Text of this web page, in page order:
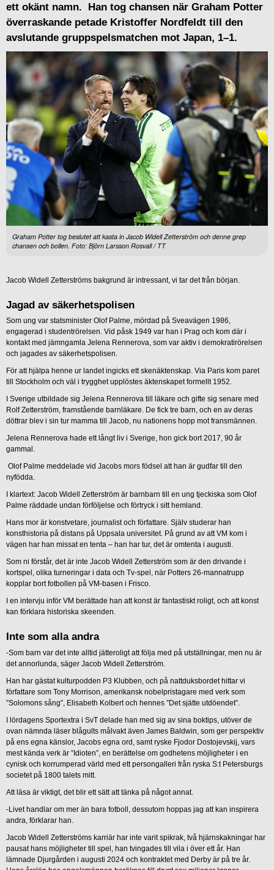
ett okänt namn. Han tog chansen när Graham Potter
överraskande petade Kristoffer Nordfeldt till den
avslutande gruppspelsmatchen mot Japan, 1–1.
Graham Potter tog beslutet att kasta in Jacob Widell Zetterström och denne grep
chansen och bollen. Foto: Björn Larsson Rosvall / TT
Jacob Widell Zetterströms bakgrund är intressant, vi tar det från början.
Jagad av säkerhetspolisen
Som ung var statsminister Olof Palme, mördad på Sveavägen 1986,
engagerad i studentrörelsen. Vid påsk 1949 var han i Prag och kom där i
kontakt med jämngamla Jelena Rennerova, som var aktiv i demokratirörelsen
och jagades av säkerhetspolisen.
För att hjälpa henne ur landet ingicks ett skenäktenskap. Via Paris kom paret
till Stockholm och väl i trygghet upplöstes äktenskapet formellt 1952.
I Sverige utbildade sig Jelena Rennerova till läkare och gifte sig senare med
Rolf Zetterström, framstående barnläkare. De fick tre barn, och en av deras
döttrar blev i sin tur mamma till Jacob, nu nationens hopp mot fransmännen.
Jelena Rennerova hade ett långt liv i Sverige, hon gick bort 2017, 90 år
gammal.
Olof Palme meddelade vid Jacobs mors födsel att han är gudfar till den
nyfödda.
I klartext: Jacob Widell Zetterström är barnbarn till en ung tjeckiska som Olof
Palme räddade undan förföljelse och förtryck i sitt hemland.
Hans mor är konstvetare, journalist och författare. Själv studerar han
konsthistoria på distans på Uppsala universitet. På grund av att VM kom i
vägen har han missat en tenta – han har tur, det är omtenta i augusti.
Som ni förstår, det är inte Jacob Widell Zetterström som är den drivande i
kortspel, olika turneringar i data och Tv-spel, när Potters 26-mannatrupp
kopplar bort fotbollen på VM-basen i Frisco.
I en intervju inför VM berättade han att konst är fantastiskt roligt, och att konst
kan förklara historiska skeenden.
Inte som alla andra
-Som barn var det inte alltid jätteroligt att följa med på utställningar, men nu är
det annorlunda, säger Jacob Widell Zetterström.
Han har gästat kulturpodden P3 Klubben, och på nattduksbordet hittar vi
författare som Tony Morrison, amerikansk nobelpristagare med verk som
”Solomons sång”, Elisabeth Kolbert och hennes ”Det sjätte utdöendet”.
I lördagens Sportextra i SvT delade han med sig av sina boktips, utöver de
ovan nämnda läser blågults målvakt även James Baldwin, som ger perspektiv
på ens egna känslor, Jacobs egna ord, samt ryske Fjodor Dostojevskij, vars
mest kända verk är ”Idioten”, en berättelse om godhetens möjligheter i en
cynisk och korrumperad värld med ett persongalleri från ryska S:t Petersburgs
societet på 1800 talets mitt.
Att läsa är viktigt, det blir ett sätt att tänka på något annat.
-Livet handlar om mer än bara fotboll, dessutom hoppas jag att kan inspirera
andra, förklarar han.
Jacob Widell Zetterströms karriär har inte varit spikrak, två hjärnskakningar har
pausat hans möjligheter till spel, han tvingades till vila i över ett år. Han
lämnade Djurgården i augusti 2024 och kontraktet med Derby är på tre år.